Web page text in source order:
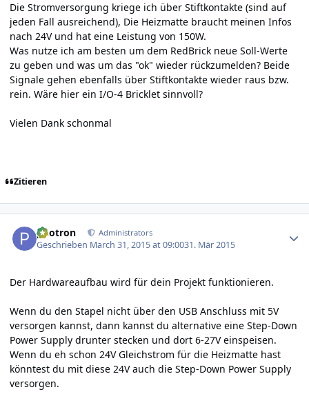
Die Stromversorgung kriege ich über Stiftkontakte (sind auf
jeden Fall ausreichend), Die Heizmatte braucht meinen Infos
nach 24V und hat eine Leistung von 150W.
Was nutze ich am besten um dem RedBrick neue Soll-Werte
zu geben und was um das "ok" wieder rückzumelden? Beide
Signale gehen ebenfalls über Stiftkontakte wieder raus bzw.
rein. Wäre hier ein I/O-4 Bricklet sinnvoll?
Vielen Dank schonmal
Zitieren
photron Administrators
Geschrieben March 31, 2015 at 09:0031. Mär 2015
Der Hardwareaufbau wird für dein Projekt funktionieren.
Wenn du den Stapel nicht über den USB Anschluss mit 5V
versorgen kannst, dann kannst du alternative eine Step-Down
Power Supply drunter stecken und dort 6-27V einspeisen.
Wenn du eh schon 24V Gleichstrom für die Heizmatte hast
könntest du mit diese 24V auch die Step-Down Power Supply
versorgen.